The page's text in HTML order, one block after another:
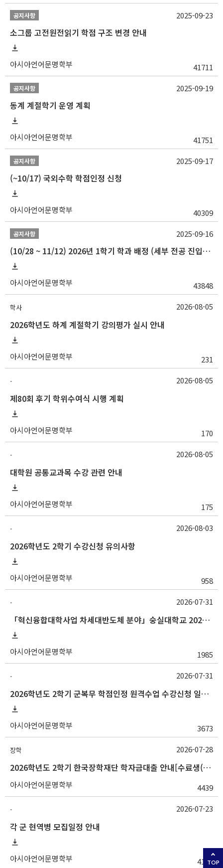
공지사항
소그룹 고전원전읽기 학점 구조 변경 안내
아시아언어문명학부 41711
2025-09-23
공지사항
동계 계절학기 운영 계획
아시아언어문명학부 41751
2025-09-19
공지사항
(~10/17) 국외수학 학점인정 신청
아시아언어문명학부 40309
2025-09-17
공지사항
(10/28 ~ 11/12) 2026년 1학기 학과 배정 (세부 전공 진입) 안내
아시아언어문명학부 43848
2025-09-16
학사
2026학년도 하계 계절학기 강의평가 실시 안내
아시아언어문명학부 231
2026-08-05
-
제80회 후기 학위수여식 시행 계획
아시아언어문명학부 170
2026-08-05
-
대학원 공통교과목 수강 관련 안내
아시아언어문명학부 175
2026-08-05
-
2026학년도 2학기 수강신청 유의사항
아시아언어문명학부 958
2026-08-03
-
「혁신융합대학사업 차세대반도체 분야」숭실대학교 2026학년도 2학기 교류 수학 안내
아시아언어문명학부 1985
2026-07-31
-
2026학년도 2학기 군복무 학점인정 원격수업 수강신청 일정 등 안내
아시아언어문명학부 3673
2026-07-31
장학
2026학년도 2학기 한국장학재단 학자금대출 안내[수료생(연구생)]
아시아언어문명학부 4439
2026-07-28
-
각 군 현역병 모집일정 안내
아시아언어문명학부 4127
2026-07-23
TOP